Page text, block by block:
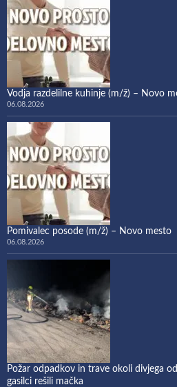
Vodja razdelilne kuhinje (m/ž) – Novo
06.08.2026
Pomivalec posode (m/ž) – Novo mesto
06.08.2026
Požar odpadkov in trave okoli divjega
gasilci rešili mačka